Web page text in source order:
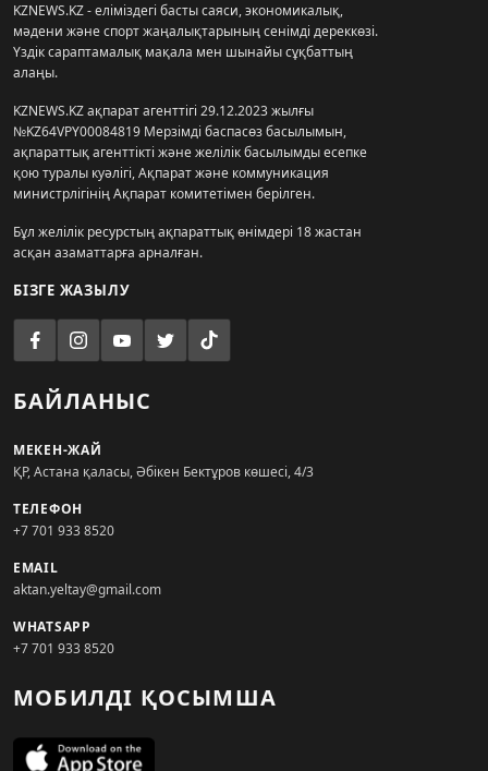
KZNEWS.KZ - еліміздегі басты саяси, экономикалық,
мәдени және спорт жаңалықтарының сенімді дереккөзі.
Үздік сараптамалық мақала мен шынайы сұқбаттың
алаңы.
KZNEWS.KZ ақпарат агенттігі 29.12.2023 жылғы
№KZ64VPY00084819 Мерзімді баспасөз басылымын,
ақпараттық агенттікті және желілік басылымды есепке
қою туралы куәлігі, Ақпарат және коммуникация
министрлігінің Ақпарат комитетімен берілген.
Бұл желілік ресурстың ақпараттық өнімдері 18 жастан
асқан азаматтарға арналған.
БІЗГЕ ЖАЗЫЛУ
БАЙЛАНЫС
МЕКЕН-ЖАЙ
ҚР, Астана қаласы, Әбікен Бектұров көшесі, 4/3
ТЕЛЕФОН
+7 701 933 8520
EMAIL
aktan.yeltay@gmail.com
WHATSAPP
+7 701 933 8520
МОБИЛДІ ҚОСЫМША